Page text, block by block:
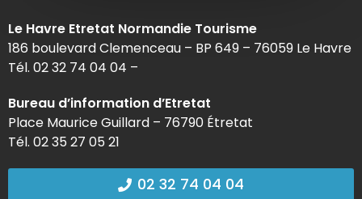
Le Havre Etretat Normandie Tourisme
186 boulevard Clemenceau – BP 649 – 76059 Le Havre
Tél. 02 32 74 04 04 –
Bureau d’information d’Etretat
Place Maurice Guillard – 76790 Étretat
Tél. 02 35 27 05 21
02 32 74 04 04